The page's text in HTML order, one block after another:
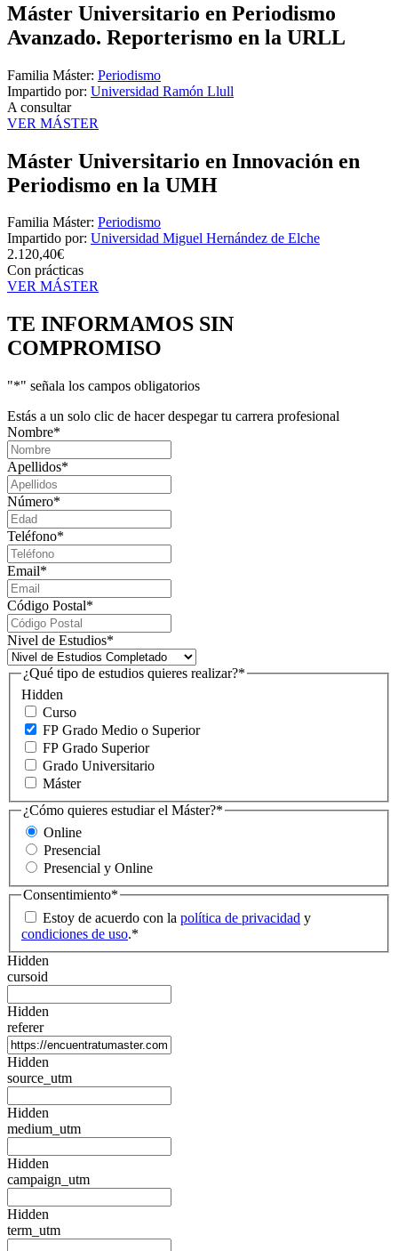
Máster Universitario en Periodismo
Avanzado. Reporterismo en la URLL
Familia Máster: Periodismo
Impartido por: Universidad Ramón Llull
A consultar
VER MÁSTER
Máster Universitario en Innovación en
Periodismo en la UMH
Familia Máster: Periodismo
Impartido por: Universidad Miguel Hernández de Elche
2.120,40€
Con prácticas
VER MÁSTER
TE INFORMAMOS SIN
COMPROMISO
"*" señala los campos obligatorios
Estás a un solo clic de hacer despegar tu carrera profesional
Nombre*
Apellidos*
Número*
Teléfono*
Email*
Código Postal*
Nivel de Estudios*
Hidden
¿Qué tipo de estudios quieres realizar?*
Curso
FP Grado Medio o Superior
FP Grado Superior
Grado Universitario
Máster
¿Cómo quieres estudiar el Máster?*
Online
Presencial
Presencial y Online
Consentimiento*
Estoy de acuerdo con la política de privacidad y
condiciones de uso.*
Hidden
cursoid
Hidden
referer
Hidden
source_utm
Hidden
medium_utm
Hidden
campaign_utm
Hidden
term_utm